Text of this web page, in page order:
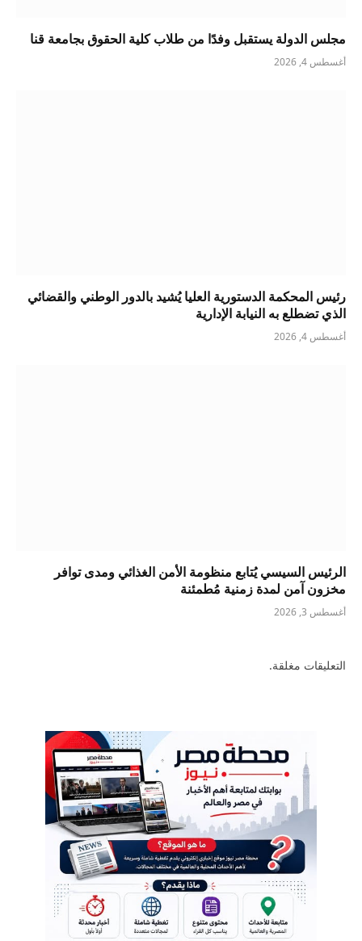
مجلس الدولة يستقبل وفدًا من طلاب كلية الحقوق بجامعة قنا
أغسطس 4, 2026
رئيس المحكمة الدستورية العليا يُشيد بالدور الوطني والقضائي
الذي تضطلع به النيابة الإدارية
أغسطس 4, 2026
الرئيس السيسي يُتابع منظومة الأمن الغذائي ومدى توافر
مخزون آمن لمدة زمنية مُطمئنة
أغسطس 3, 2026
التعليقات مغلقة.